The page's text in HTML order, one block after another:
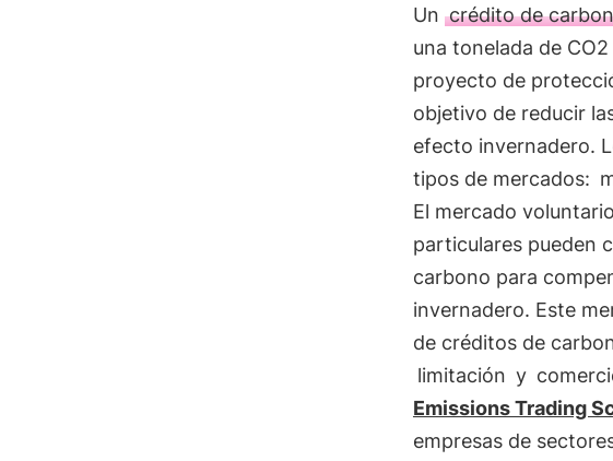
Un crédito de
una tonelada de
proyecto de
objetivo de reducir
efecto invernadero.
tipos de mercados:
El mercado
particulares pueden
carbono para
invernadero. Este
de créditos de
limitación y
Emissions Trading
empresas de